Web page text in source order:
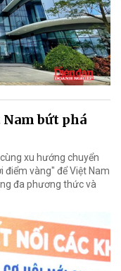
bứt phá
xu hướng chuyển
điểm vàng" để Việt Nam
đa phương thức và